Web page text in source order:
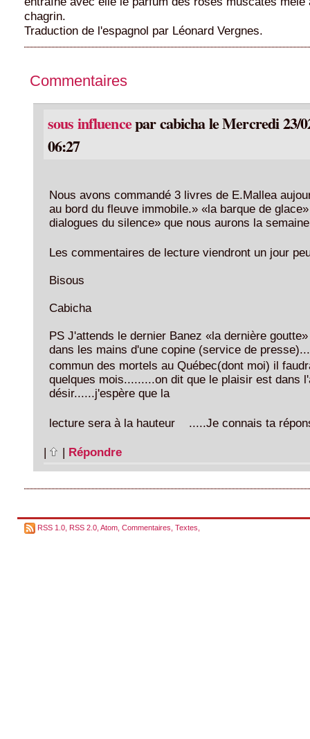
chagrin.
Traduction de l'espagnol par Léonard Vergnes.
Commentaires
sous influencepar cabicha le Mercredi 23/
06:27
Nous avons commandé 3 livres de E.Mallea
au bord du fleuve immobile.» «la barque de
dialogues du silence» que nous aurons la
Les commentaires de lecture viendront un jour
Bisous
Cabicha
PS J'attends le dernier Banez «la dernière
dans les mains d'une copine (service de
commun des mortels au Québec(dont moi) il
quelques mois.........on dit que le plaisir est dans
désir......j'espère que la
lecture sera à la hauteur .....Je connais ta
| | Répondre
RSS 1.0 RSS 2.0 Atom Commentaires Textes